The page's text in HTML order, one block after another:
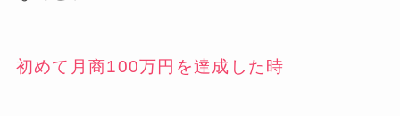
初めて月商100万円を達成した時